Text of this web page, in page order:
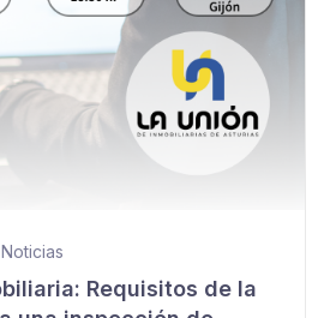
Noticias
Requisitos de la